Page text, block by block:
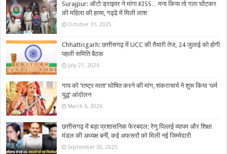
Surajpur: ऑटो ड्राइवर ने मांगा KISS…मना किया तो गला घोंटकर
की महिला की हत्या, गढ्ढे में मिली लाश
October 31, 2025
Chhattisgarh: छत्तीसगढ़ में UCC की तैयारी तेज, 24 जुलाई को होगी
पहली समिति बैठक
July 21, 2026
गाय को ‘राष्ट्र माता’ घोषित करने की मांग, शंकराचार्य ने शुरू किया ‘धर्म
युद्ध’ आंदोलन
March 6, 2026
छत्तीसगढ़ में बड़ा प्रशासनिक फेरबदल: रेणु पिल्लई व्यापम और शिक्षा
मंडल की अध्यक्ष बनीं, कई अफसरों को मिली नई जिम्मेदारी
September 30, 2025